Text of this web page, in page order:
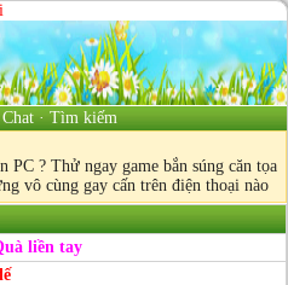
Chat·Tìm kiếm
? Thử ngay game bắn súng căn tọa
vô cùng gay cấn trên điện thoại nào
liền tay